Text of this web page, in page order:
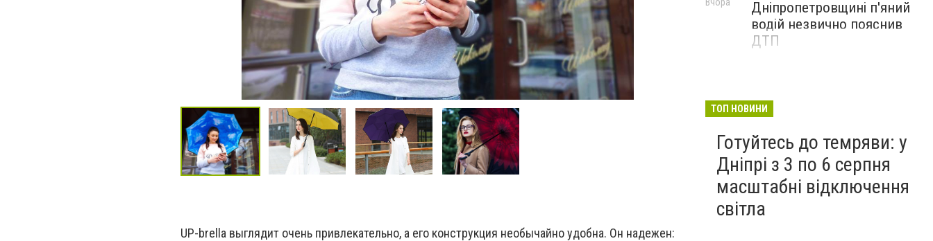
UP-brella выглядит очень привлекательно, а его конструкция необычайно удобна. Он надежен:
Дніпропетровщині п'яний
водій незвично пояснив
ДТП
ТОП НОВИНИ
Готуйтесь до темряви: у
Дніпрі з 3 по 6 серпня
масштабні відключення
світла